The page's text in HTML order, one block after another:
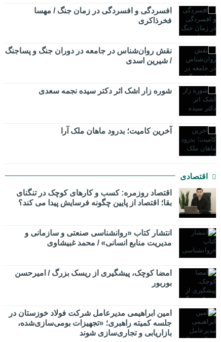
افسردگی و افسردگی در زمان جنگ / مهسا
فخرذاکری
نقش روان‌شناس در جامعه در دوران جنگ و پساجنگ
/ شیرین اسدی
شوره زار اشک اثر دکتر سیده نجمه سعدی
​آخرین کامیت؛ بدرود ماهان ملک آرا
اقتصادی
اقتصاد روزمره: کسب‌ و کارهای کوچک در تنگنای
بقا؛ اقتصاد از پایین چگونه فرسایش پیدا می کند؟
انتشار کتاب «روانشناسی صنعتی و سازمانی و
مدیریت منابع انسانی» / محمد غبیشاوی
امضا کوچک، پیشگیری از ریسک بزرگ / امیرحسن
بوربور
امین ابراهیمی مدیرعامل شرکت فولاد خوزستان در
جلسه کمیته راهبری؛ «تجهیزات بومی‌سازی‌شده،
بازاریابی و تجاری‌سازی شوند